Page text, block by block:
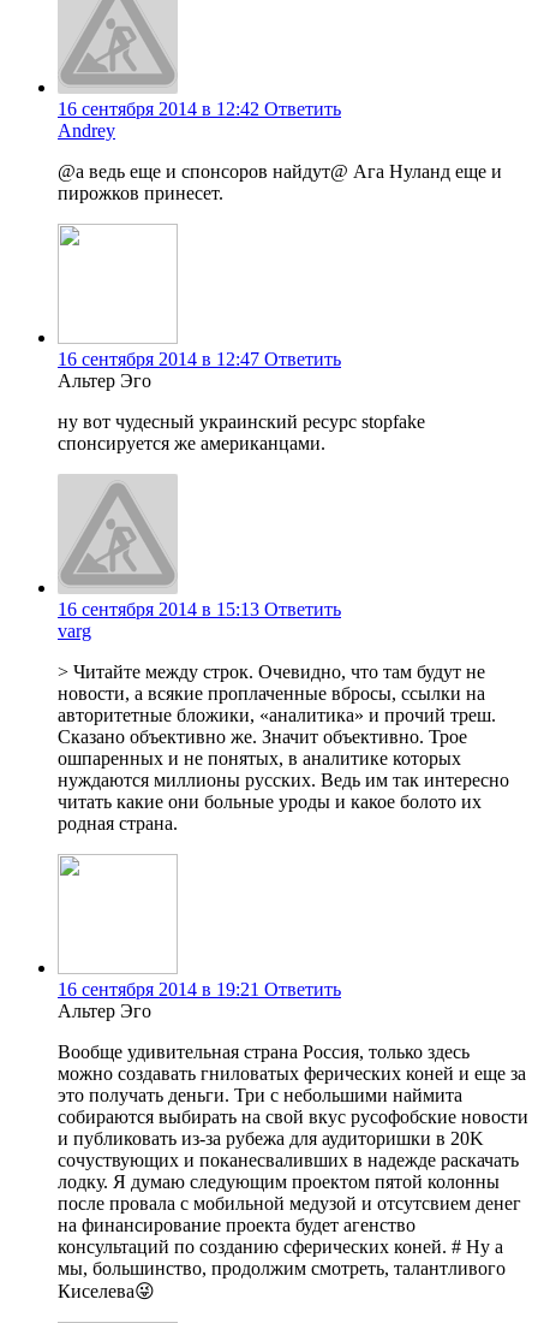
16 сентября 2014 в 12:42 Ответить
Andrey
@а ведь еще и спонсоров найдут@ Ага Нуланд еще и
пирожков принесет.
16 сентября 2014 в 12:47 Ответить
Альтер Эго
ну вот чудесный украинский ресурс stopfake
спонсируется же американцами.
16 сентября 2014 в 15:13 Ответить
varg
> Читайте между строк. Очевидно, что там будут не
новости, а всякие проплаченные вбросы, ссылки на
авторитетные бложики, «аналитика» и прочий треш.
Сказано объективно же. Значит объективно. Трое
ошпаренных и не понятых, в аналитике которых
нуждаются миллионы русских. Ведь им так интересно
читать какие они больные уроды и какое болото их
родная страна.
16 сентября 2014 в 19:21 Ответить
Альтер Эго
Вообще удивительная страна Россия, только здесь
можно создавать гниловатых ферических коней и еще за
это получать деньги. Три с небольшими наймита
собираются выбирать на свой вкус русофобские новости
и публиковать из-за рубежа для аудиторишки в 20K
сочуствующих и поканесваливших в надежде раскачать
лодку. Я думаю следующим проектом пятой колонны
после провала с мобильной медузой и отсутсвием денег
на финансирование проекта будет агенство
консультаций по созданию сферических коней. # Ну а
мы, большинство, продолжим смотреть, талантливого
Киселева😜